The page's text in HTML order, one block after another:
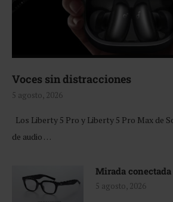
Voces sin distracciones
5 agosto, 2026
Los Liberty 5 Pro y Liberty 5 Pro Max de
de audio …
Mirada conectada
5 agosto, 2026